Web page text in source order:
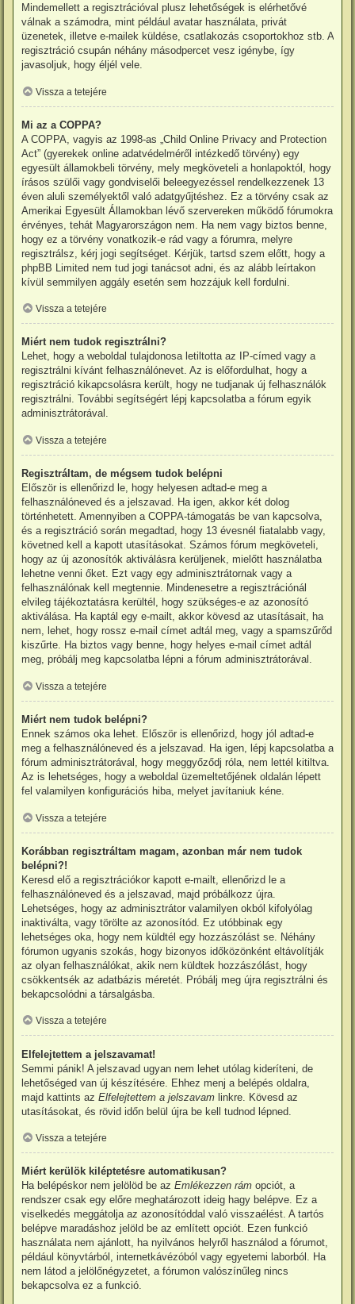
Mindemellett a regisztrációval plusz lehetőségek is elérhetővé
válnak a számodra, mint például avatar használata, privát
üzenetek, illetve e-mailek küldése, csatlakozás csoportokhoz stb. A
regisztráció csupán néhány másodpercet vesz igénybe, így
javasoljuk, hogy éljél vele.
Vissza a tetejére
Mi az a COPPA?
A COPPA, vagyis az 1998-as „Child Online Privacy and Protection
Act” (gyerekek online adatvédelméről intézkedő törvény) egy
egyesült államokbeli törvény, mely megköveteli a honlapoktól, hogy
írásos szülői vagy gondviselői beleegyezéssel rendelkezzenek 13
éven aluli személyektől való adatgyűjtéshez. Ez a törvény csak az
Amerikai Egyesült Államokban lévő szervereken működő fórumokra
érvényes, tehát Magyarországon nem. Ha nem vagy biztos benne,
hogy ez a törvény vonatkozik-e rád vagy a fórumra, melyre
regisztrálsz, kérj jogi segítséget. Kérjük, tartsd szem előtt, hogy a
phpBB Limited nem tud jogi tanácsot adni, és az alább leírtakon
kívül semmilyen aggály esetén sem hozzájuk kell fordulni.
Vissza a tetejére
Miért nem tudok regisztrálni?
Lehet, hogy a weboldal tulajdonosa letiltotta az IP-címed vagy a
regisztrálni kívánt felhasználónevet. Az is előfordulhat, hogy a
regisztráció kikapcsolásra került, hogy ne tudjanak új felhasználók
regisztrálni. További segítségért lépj kapcsolatba a fórum egyik
adminisztrátorával.
Vissza a tetejére
Regisztráltam, de mégsem tudok belépni
Először is ellenőrizd le, hogy helyesen adtad-e meg a
felhasználóneved és a jelszavad. Ha igen, akkor két dolog
történhetett. Amennyiben a COPPA-támogatás be van kapcsolva,
és a regisztráció során megadtad, hogy 13 évesnél fiatalabb vagy,
követned kell a kapott utasításokat. Számos fórum megköveteli,
hogy az új azonosítók aktiválásra kerüljenek, mielőtt használatba
lehetne venni őket. Ezt vagy egy adminisztrátornak vagy a
felhasználónak kell megtennie. Mindenesetre a regisztrációnál
elvileg tájékoztatásra kerültél, hogy szükséges-e az azonosító
aktiválása. Ha kaptál egy e-mailt, akkor kövesd az utasításait, ha
nem, lehet, hogy rossz e-mail címet adtál meg, vagy a spamszűrőd
kiszűrte. Ha biztos vagy benne, hogy helyes e-mail címet adtál
meg, próbálj meg kapcsolatba lépni a fórum adminisztrátorával.
Vissza a tetejére
Miért nem tudok belépni?
Ennek számos oka lehet. Először is ellenőrizd, hogy jól adtad-e
meg a felhasználóneved és a jelszavad. Ha igen, lépj kapcsolatba a
fórum adminisztrátorával, hogy meggyőződj róla, nem lettél kitiltva.
Az is lehetséges, hogy a weboldal üzemeltetőjének oldalán lépett
fel valamilyen konfigurációs hiba, melyet javítaniuk kéne.
Vissza a tetejére
Korábban regisztráltam magam, azonban már nem tudok
belépni?!
Keresd elő a regisztrációkor kapott e-mailt, ellenőrizd le a
felhasználóneved és a jelszavad, majd próbálkozz újra.
Lehetséges, hogy az adminisztrátor valamilyen okból kifolyólag
inaktiválta, vagy törölte az azonosítód. Ez utóbbinak egy
lehetséges oka, hogy nem küldtél egy hozzászólást se. Néhány
fórumon ugyanis szokás, hogy bizonyos időközönként eltávolítják
az olyan felhasználókat, akik nem küldtek hozzászólást, hogy
csökkentsék az adatbázis méretét. Próbálj meg újra regisztrálni és
bekapcsolódni a társalgásba.
Vissza a tetejére
Elfelejtettem a jelszavamat!
Semmi pánik! A jelszavad ugyan nem lehet utólag kideríteni, de
lehetőséged van új készítésére. Ehhez menj a belépés oldalra,
majd kattints az Elfelejtettem a jelszavam linkre. Kövesd az
utasításokat, és rövid időn belül újra be kell tudnod lépned.
Vissza a tetejére
Miért kerülök kiléptetésre automatikusan?
Ha belépéskor nem jelölöd be az Emlékezzen rám opciót, a
rendszer csak egy előre meghatározott ideig hagy belépve. Ez a
viselkedés meggátolja az azonosítóddal való visszaélést. A tartós
belépve maradáshoz jelöld be az említett opciót. Ezen funkció
használata nem ajánlott, ha nyilvános helyről használod a fórumot,
például könyvtárból, internetkávézóból vagy egyetemi laborból. Ha
nem látod a jelölőnégyzetet, a fórumon valószínűleg nincs
bekapcsolva ez a funkció.